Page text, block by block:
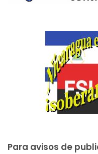
Para avisos de